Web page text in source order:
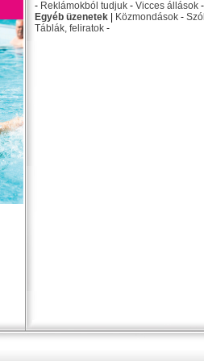
- Reklámokból tudjuk - Vicces állások -
Egyéb üzenetek
Közmondások -
Táblák, feliratok -